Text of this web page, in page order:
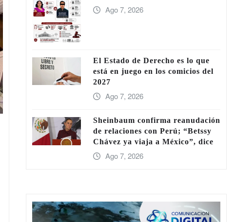
Ago 7, 2026
El Estado de Derecho es lo que
está en juego en los comicios del
2027
Ago 7, 2026
Sheinbaum confirma reanudación
de relaciones con Perú; “Betssy
Chávez ya viaja a México”, dice
Ago 7, 2026